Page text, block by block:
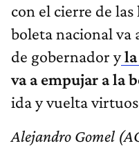
con el cierre de
boleta nacional va
de gobernador yla
va a empujar a la
ida y vuelta
Alejandro Gomel